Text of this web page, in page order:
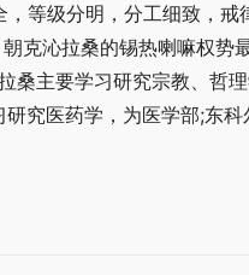
等级分明，分工细致，
克沁拉桑的锡热喇嘛权势
桑主要学习研究宗教、哲
究医药学，为医学部;东科